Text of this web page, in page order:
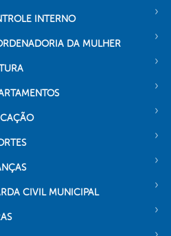
INTERNO
DA MULHER
CIVIL MUNICIPAL